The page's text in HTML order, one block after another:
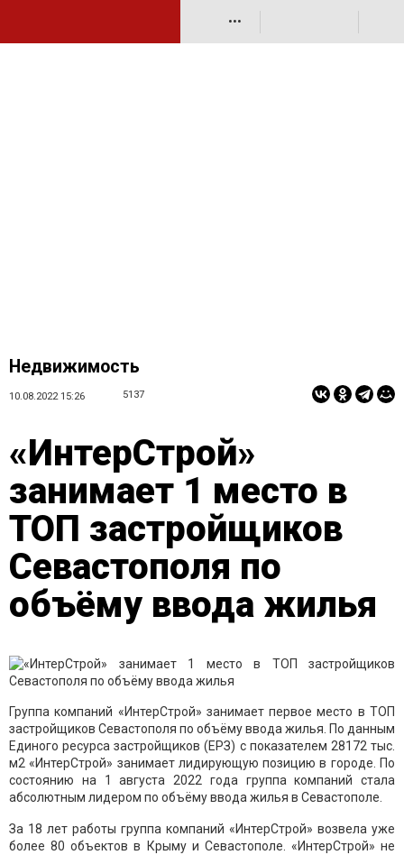
•••
Недвижимость
10.08.2022 15:26 5137
«ИнтерСтрой»
занимает 1 место в
ТОП застройщиков
Севастополя по
объёму ввода жилья
Группа компаний «ИнтерСтрой» занимает первое место в ТОП
застройщиков Севастополя по объёму ввода жилья. По данным
Единого ресурса застройщиков (ЕРЗ) с показателем 28172 тыс.
м2 «ИнтерСтрой» занимает лидирующую позицию в городе. По
состоянию на 1 августа 2022 года группа компаний стала
абсолютным лидером по объёму ввода жилья в Севастополе.
За 18 лет работы группа компаний «ИнтерСтрой» возвела уже
более 80 объектов в Крыму и Севастополе. «ИнтерСтрой» не